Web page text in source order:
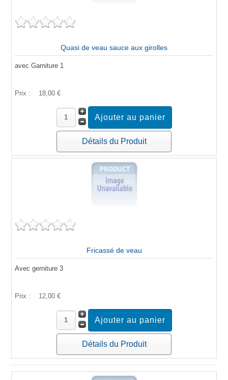
Quasi de veau sauce aux girolles
avec Garniture 1
Prix : 18,00 €
Détails du Produit
Fricassé de veau
Avec gerniture 3
Prix : 12,00 €
Détails du Produit